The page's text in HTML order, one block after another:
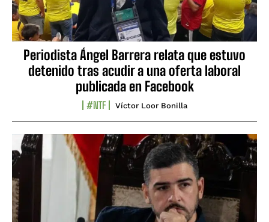
Periodista Ángel Barrera relata que estuvo
detenido tras acudir a una oferta laboral
publicada en Facebook
#NTF Víctor Loor Bonilla